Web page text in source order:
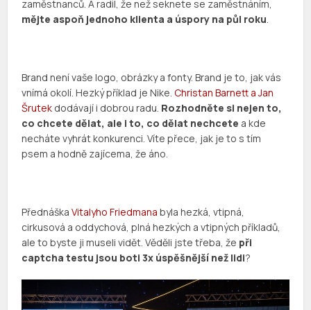
zaměstnanců. A radil, že než seknete se zaměstnáním,
mějte aspoň jednoho klienta a úspory na půl roku.
Brand není vaše logo, obrázky a fonty. Brand je to, jak vás
vnímá okolí. Hezký příklad je Nike.Christan Barnett a Jan
Šrutek dodávají i dobrou radu. Rozhodněte si nejen to,
co chcete dělat, ale i to, co dělat nechcete a kde
necháte vyhrát konkurenci. Víte přece, jak je to s tím
psem a hodně zajícema, že áno.
PřednáškaVitalyho Friedmana byla hezká, vtipná,
cirkusová a oddychová, plná hezkých a vtipných příkladů,
ale to byste ji museli vidět. Věděli jste třeba, že při
captcha testu jsou boti 3x úspěšnější než lidi?